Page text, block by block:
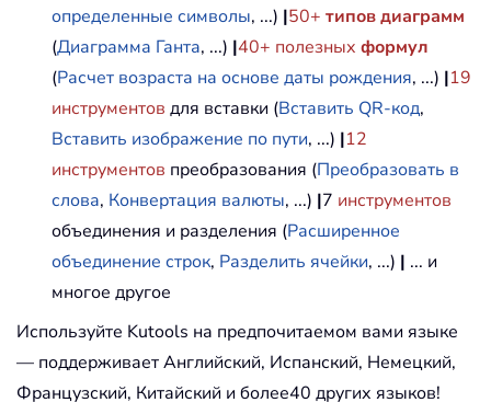
определенные символы, ...) |50+ типов диаграмм
(Диаграмма Ганта, ...) |40+ полезных формул
(Расчет возраста на основе даты рождения, ...) |19
инструментов для вставки (Вставить QR-код,
Вставить изображение по пути, ...) |12
инструментов преобразования (Преобразовать в
слова, Конвертация валюты, ...) |7 инструментов
объединения и разделения (Расширенное
объединение строк, Разделить ячейки, ...) | ... и
многое другое
Используйте Kutools на предпочитаемом вами языке
— поддерживает Английский, Испанский, Немецкий,
Французский, Китайский и более40 других языков!